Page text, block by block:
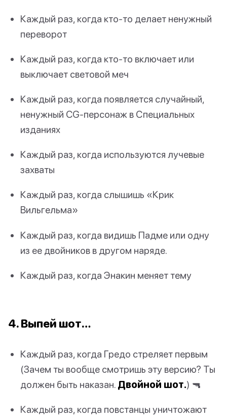
Каждый раз, когда кто-то делает ненужный
переворот
Каждый раз, когда кто-то включает или
выключает световой меч
Каждый раз, когда появляется случайный,
ненужный CG-персонаж в Специальных
изданиях
Каждый раз, когда используются лучевые
захваты
Каждый раз, когда слышишь «Крик
Вильгельма»
Каждый раз, когда видишь Падме или одну
из ее двойников в другом наряде.
Каждый раз, когда Энакин меняет тему
4. Выпей шот…
Каждый раз, когда Гредо стреляет первым
(Зачем ты вообще смотришь эту версию? Ты
должен быть наказан. Двойной шот.) 🔫
Каждый раз, когда повстанцы уничтожают